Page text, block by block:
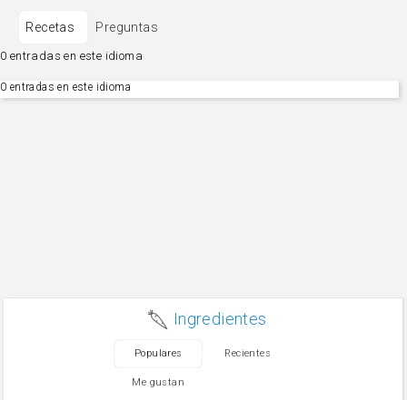
Recetas Preguntas
0 entradas en este idioma
0 entradas en este idioma
Ingredientes
Populares Recientes
Me gustan